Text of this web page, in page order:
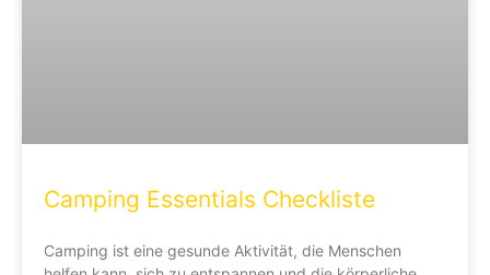
Camping Essentials Checkliste
Camping ist eine gesunde Aktivität, die Menschen